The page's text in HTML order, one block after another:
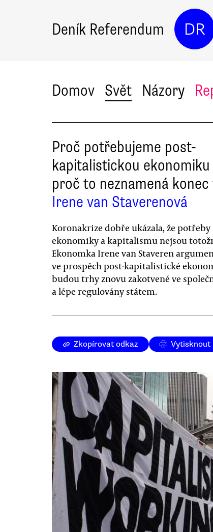
Deník Referendum DR
Domov Svět Názory
Proč potřebujeme post-
kapitalistickou ekonomiku
proč to neznamená
Irene van Staverenová
Koronakrize dobře ukázala, že potřeby
ekonomiky a kapitalismu nejsou
Ekonomka Irene van Staveren
ve prospěch post-kapitalistické
budou trhy znovu zakotvené ve
a lépe regulovány státem.
Zkopírovat odkaz Vytisknout